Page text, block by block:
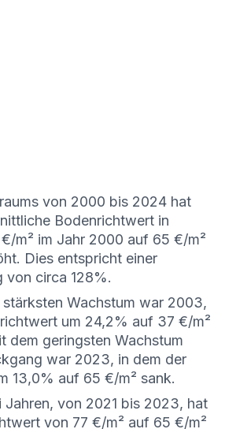
von 2000 bis 2024 hat
Bodenrichtwert in
m² im Jahr 2000 auf 65 €/m²
Dies entspricht einer
von circa 128%.
Wachstum war 2003,
um 24,2% auf 37 €/m²
dem geringsten Wachstum
war 2023, in dem der
13,0% auf 65 €/m² sank.
Jahren, von 2021 bis 2023, hat
von 77 €/m² auf 65 €/m²